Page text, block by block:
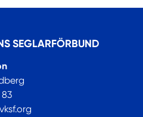
SEGLARFÖRBUND